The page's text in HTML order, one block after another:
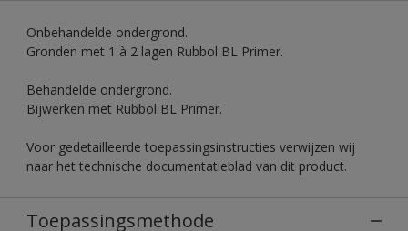
Onbehandelde ondergrond.
Gronden met 1 à 2 lagen Rubbol BL Primer.
Behandelde ondergrond.
Bijwerken met Rubbol BL Primer.
Voor gedetailleerde toepassingsinstructies verwijzen wij
naar het technische documentatieblad van dit product.
Toepassingsmethode